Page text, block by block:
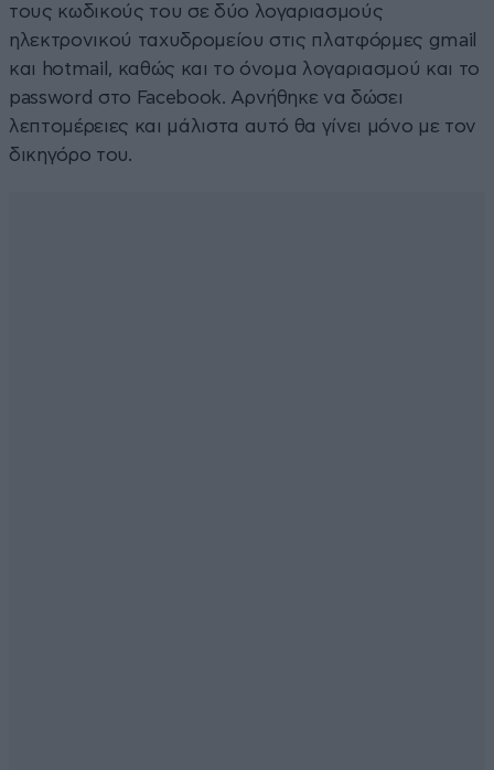
τους κωδικούς του σε δύο λογαριασμούς
ηλεκτρονικού ταχυδρομείου στις πλατφόρμες gmail
και hotmail, καθώς και το όνομα λογαριασμού και το
password στο Facebook. Αρνήθηκε να δώσει
λεπτομέρειες και μάλιστα αυτό θα γίνει μόνο με τον
δικηγόρο του.